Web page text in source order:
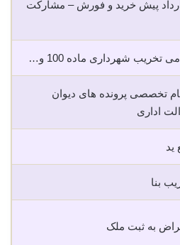
پیش خرید و فورش – مشارکت
تخریب شهرداری ماده 100 و…
تخصصی پرونده های دیوان
اداری
ید
بنا
به ثبت ملک